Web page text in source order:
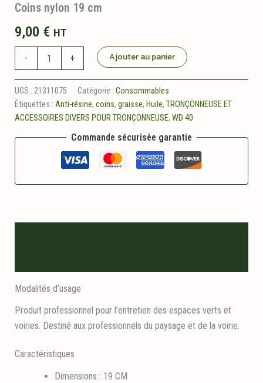
Coins nylon 19 cm
9,00 € HT
-
nylon
19
+ Ajouter au panier
UGS : 21311075 Catégorie : Consommables
Étiquettes : Anti-résine, coins, graisse, Huile, TRONÇONNEUSE ET
ACCESSOIRES DIVERS POUR TRONÇONNEUSE, WD 40
Commande sécurisée garantie
Modalités d’usage
Produit professionnel pour l’entretien des espaces verts et
voiries. Destiné aux professionnels du paysage et de la voirie.
Caractéristiques
Dimensions : 19 CM